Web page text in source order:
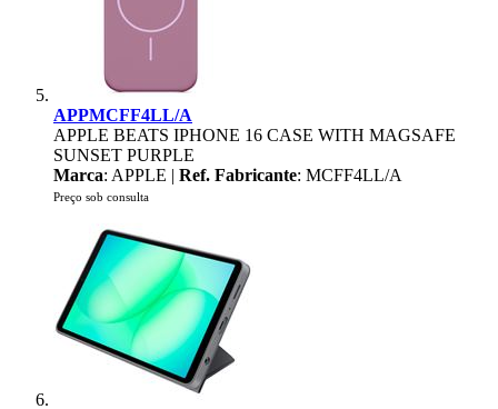
APPMCFF4LL/A
APPLE BEATS IPHONE 16 CASE WITH MAGSAFE
SUNSET PURPLE
Marca: APPLE | Ref. Fabricante: MCFF4LL/A
Preço sob consulta